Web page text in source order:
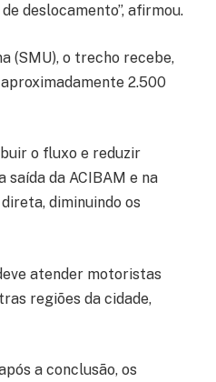
deslocamento”, afirmou.
(SMU), o trecho recebe,
2.500
o fluxo e reduzir
saída da ACIBAM e na
diminuindo os
atender motoristas
regiões da cidade,
a conclusão, os